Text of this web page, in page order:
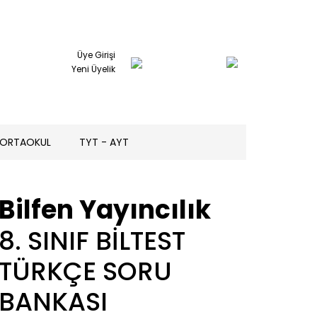
Üye Girişi
Yeni Üyelik
ORTAOKUL TYT - AYT
Bilfen Yayıncılık
8. SINIF BİLTEST
TÜRKÇE SORU
BANKASI